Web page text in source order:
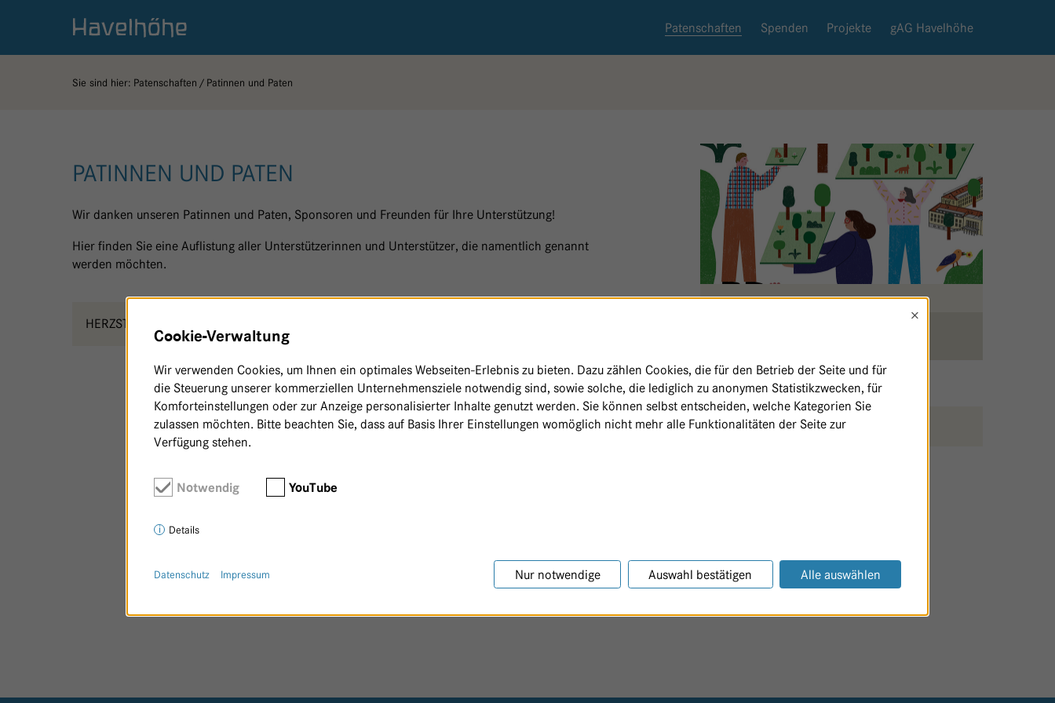
Logo Gemeinschaftskrankenhaus Havelhöhe Patenschaften Spenden Projekte gAG Havelhöhe
Sie sind hier: Patenschaften Patinnen und Paten
PATINNEN UND PATEN
Wir danken unseren Patinnen und Paten, Sponsoren und Freunden für Ihre Unterstützung!
Hier finden Sie eine Auflistung aller Unterstützerinnen und Unterstützer, die namentlich genannt
werden möchten.
HERZSTÜCK - HAUPTHAUS
SEITE AUSDRUCKEN / TEILEN
Cookie-Verwaltung
×
Wir verwenden Cookies, um Ihnen ein optimales Webseiten-Erlebnis zu bieten. Dazu zählen Cookies, die für den Betrieb der Seite und für
die Steuerung unserer kommerziellen Unternehmensziele notwendig sind, sowie solche, die lediglich zu anonymen Statistikzwecken, für
Komforteinstellungen oder zur Anzeige personalisierter Inhalte genutzt werden. Sie können selbst entscheiden, welche Kategorien Sie
zulassen möchten. Bitte beachten Sie, dass auf Basis Ihrer Einstellungen womöglich nicht mehr alle Funktionalitäten der Seite zur
Verfügung stehen.
Notwendig YouTube
Details
Nur notwendige Auswahl bestätigen Alle auswählen
Datenschutz Impressum